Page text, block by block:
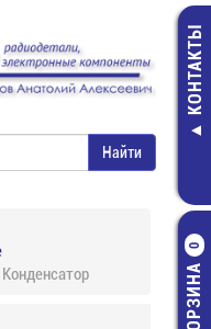
КОНТАКТЫ
КОРЗИНА
0